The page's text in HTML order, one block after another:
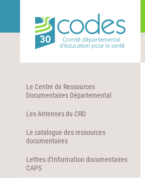
Le Centre de Ressources
Documentaires Départemental
Les Antennes du CRD
Le catalogue des ressources
documentaires
Lettres d'Information documentaires
CAPS